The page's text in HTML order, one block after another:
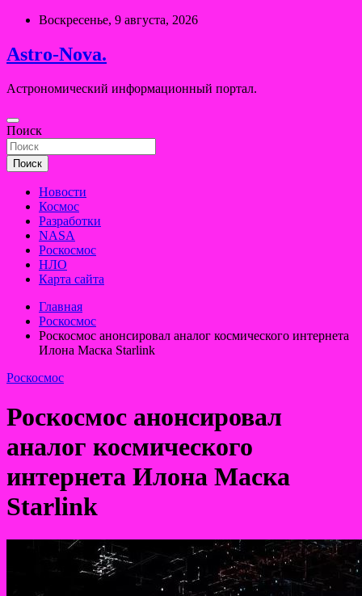
Перейти
содержимому
Воскресенье, 9 августа, 2026
Astro-Nova.
Астрономический информационный портал.
Поиск
Поиск
Новости
Космос
Разработки
NASA
Роскосмос
НЛО
Карта сайта
Главная
Роскосмос
Роскосмос анонсировал аналог космического интернета
Илона Маска Starlink
Роскосмос
Роскосмос анонсировал
аналог космического
интернета Илона Маска
Starlink